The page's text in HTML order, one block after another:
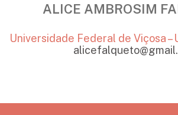
ALICE AMBROSIM
Universidade Federal de Viçosa –